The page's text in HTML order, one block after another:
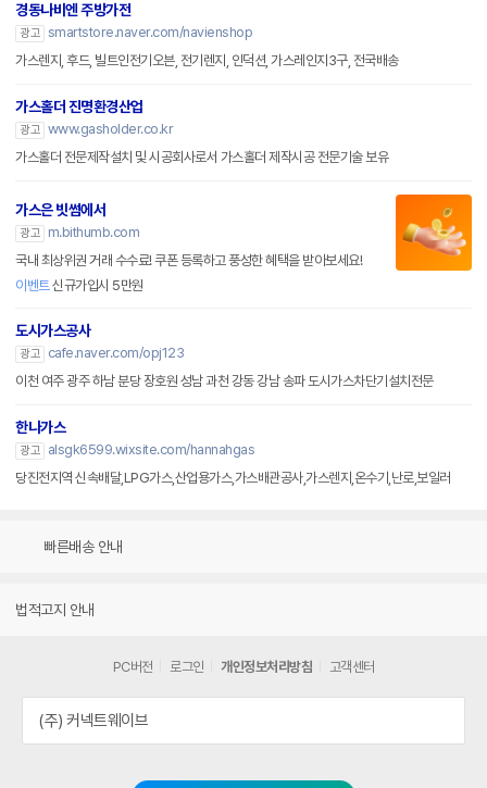
경동나비엔 주방가전
광고 smartstore.naver.com/navienshop
가스렌지, 후드, 빌트인전기오븐, 전기렌지, 인덕션, 가스레인지3구, 전국배송
가스홀더 진명환경산업
광고 www.gasholder.co.kr
가스홀더 전문제작설치 및 시공회사로서 가스홀더 제작시공 전문기술 보유
가스은 빗썸에서
광고
m.bithumb.com
국내 최상위권 거래 수수료! 쿠폰 등록하고 풍성한 혜택을 받아보세요!
이벤트신규가입시 5만원
도시가스공사
광고
cafe.naver.com/opj123
이천 여주 광주 하남 분당 장호원 성남 과천 강동 강남 송파 도시가스차단기설치전문
한나가스
광고
alsgk6599.wixsite.com/hannahgas
당진전지역 신속배달,LPG가스,산업용가스,가스배관공사,가스렌지,온수기,난로,보일러
빠른배송 안내
법적고지 안내
PC버전 로그인 개인정보처리방침 고객센터
(주) 커넥트웨이브